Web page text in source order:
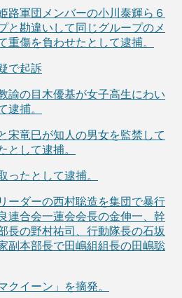
路軍団メンバーの小川泰輝ら６
と勘違いして同じグループのメ
重傷を負わせたとして逮捕。
で起訴
諭の目木優基が女子高生にわい
逮捕。
宋竜巳が知人の男女を監禁して
として逮捕。
ったとして逮捕。
ーダーの西村聡造を集団で暴行
連合会一蓮会会長の金伸一、幹
長の野村祐司、行動隊長の石坂
副本部長で田嶋組組長の田嶋聡
クイーン」を摘発。